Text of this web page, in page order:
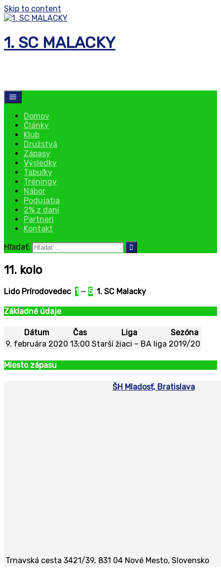
Skip to content
1. SC MALACKY
Domov
Články
Klub
Družstvá
Zápasy
Výsledky
Tabuľky
Tréningy
Nábor
Podujatia
2% z daní
Partneri
Kontakt
Hľadať:
11. kolo
Lido Prírodovedec 1 — 5 1. SC Malacky
Základné údaje
Dátum Čas Liga
Sezóna
9. februára 2020 13:00 Starší žiaci – BA liga 2019/20
Miesto zápasu
ŠH Mladosť, Bratislava
Trnavská cesta 3421/39, 831 04 Nové Mesto, Slovensko